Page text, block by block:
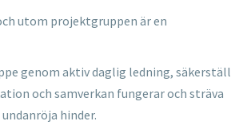
utom projektgruppen är en
genom aktiv daglig ledning, säkerställ
och samverkan fungerar och sträva
undanröja hinder.